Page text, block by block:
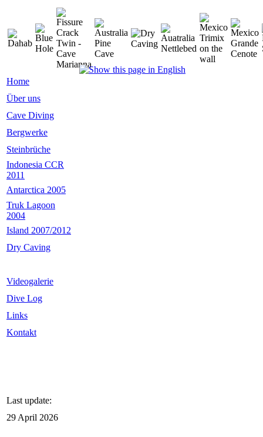
Home
Über uns
Cave Diving
Bergwerke
Steinbrüche
Indonesia CCR
2011
Antarctica 2005
Truk Lagoon
2004
Island 2007/2012
Dry Caving
Videogalerie
Dive Log
Links
Kontakt
Last update:
29 April 2026